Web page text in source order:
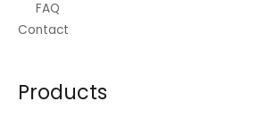
FAQ
Contact
Products